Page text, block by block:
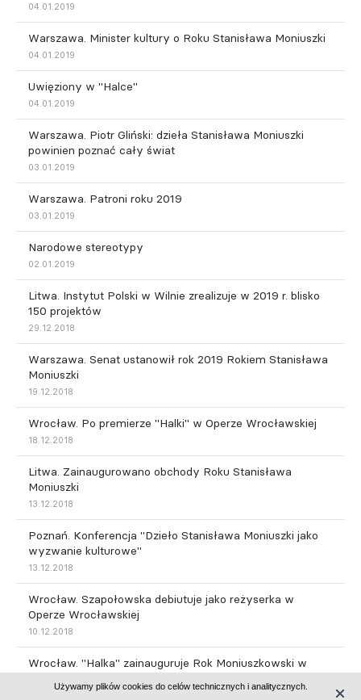
04.01.2019
Warszawa. Minister kultury o Roku Stanisława Moniuszki
04.01.2019
Uwięziony w "Halce"
04.01.2019
Warszawa. Piotr Gliński: dzieła Stanisława Moniuszki
powinien poznać cały świat
03.01.2019
Warszawa. Patroni roku 2019
03.01.2019
Narodowe stereotypy
02.01.2019
Litwa. Instytut Polski w Wilnie zrealizuje w 2019 r. blisko
150 projektów
29.12.2018
Warszawa. Senat ustanowił rok 2019 Rokiem Stanisława
Moniuszki
19.12.2018
Wrocław. Po premierze "Halki" w Operze Wrocławskiej
18.12.2018
Litwa. Zainaugurowano obchody Roku Stanisława
Moniuszki
13.12.2018
Poznań. Konferencja "Dzieło Stanisława Moniuszki jako
wyzwanie kulturowe"
13.12.2018
Wrocław. Szapołowska debiutuje jako reżyserka w
Operze Wrocławskiej
10.12.2018
Wrocław. "Halka" zainauguruje Rok Moniuszkowski w
Używamy plików cookies do celów technicznych i analitycznych.